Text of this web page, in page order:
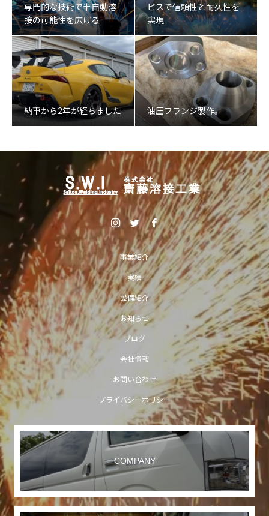
専門的な技術で半自動溶
接の可能性を広げる
ビスで信頼性と耐久性を
実現
納車から2年が経ちました 油圧フランジ製作。
事業紹介
実績
設備紹介
お知らせ
ブログ
会社情報
お問い合わせ
プライバシーポリシー
COMPANY